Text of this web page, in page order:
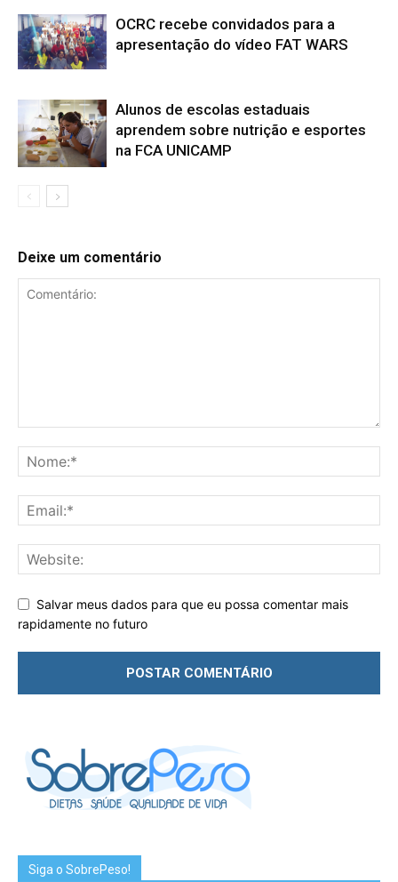
OCRC recebe convidados para a
apresentação do vídeo FAT WARS
Alunos de escolas estaduais
aprendem sobre nutrição e esportes
na FCA UNICAMP
Deixe um comentário
Salvar meus dados para que eu possa comentar mais
rapidamente no futuro
Siga o SobrePeso!